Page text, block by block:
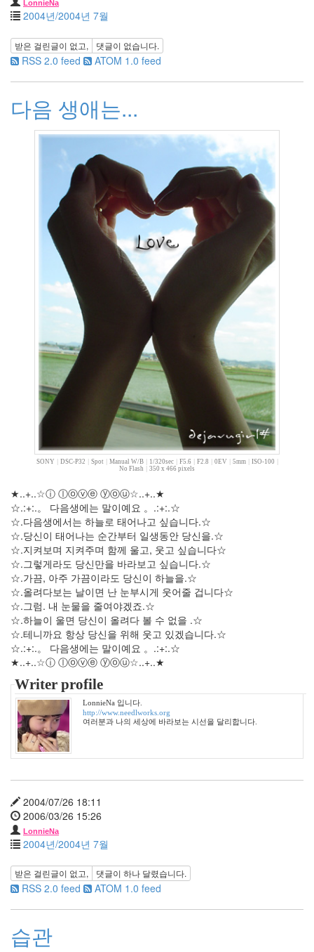
LonnieNa
2004년/2004년 7월
받은 걸린글이 없고, 댓글이 없습니다.
RSS 2.0 feed ATOM 1.0 feed
다음 생애는...
SONY DSC-P32 Spot Manual W/B| 1/320sec| F5.6| F2.8 0EV 5mm| ISO-100
No Flash
350 x 466 pixels
★..+..☆ⓘ ⓛⓞⓥⓔ ⓨⓞⓤ☆..+..★
☆.:+:.。 다음생에는 말이예요 。.:+:.☆
☆.다음생에서는 하늘로 태어나고 싶습니다.☆
☆.당신이 태어나는 순간부터 일생동안 당신을.☆
☆.지켜보며 지켜주며 함께 울고, 웃고 싶습니다☆
☆.그렇게라도 당신만을 바라보고 싶습니다.☆
☆.가끔, 아주 가끔이라도 당신이 하늘을.☆
☆.올려다보는 날이면 난 눈부시게 웃어줄 겁니다☆
☆.그럼. 내 눈물을 줄여야겠죠.☆
☆.하늘이 울면 당신이 올려다 볼 수 없을 .☆
☆.테니까요 항상 당신을 위해 웃고 있겠습니다.☆
☆.:+:.。 다음생에는 말이예요 。.:+:.☆
★..+..☆ⓘ ⓛⓞⓥⓔ ⓨⓞⓤ☆..+..★
Writer profile
LonnieNa 입니다.
http://www.needlworks.org
여러분과 나의 세상에 바라보는 시선을 달리합니다.
2004/07/26 18:11
2006/03/26 15:26
LonnieNa
2004년/2004년 7월
받은 걸린글이 없고, 댓글이 하나 달렸습니다.
RSS 2.0 feed ATOM 1.0 feed
습관
1
년
7
월
1
년
8
2010
년
1
월
2
2010
년
2
월
2
2010
년
0
2010
년
4
월
0
년
5
월
3
2010
6
월
2010
년
7